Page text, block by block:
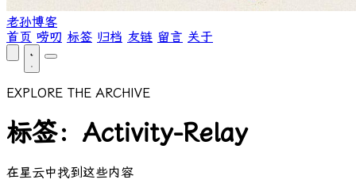
老孙博客
首页 唠叨 标签 归档 友链 留言 关于
EXPLORE THE ARCHIVE
标签：Activity-Relay
在星云中找到这些内容